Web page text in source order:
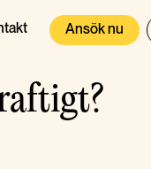
Ansök nu